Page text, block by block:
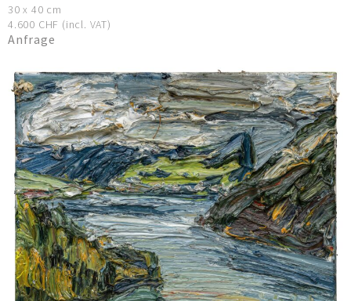
30 x 40 cm
4.600 CHF (incl. VAT)
Anfrage